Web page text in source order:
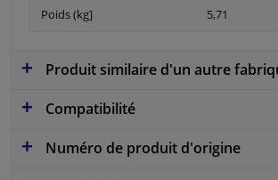
Poids (kg] 5,71
Produit similaire d'un autre
Compatibilité
Numéro de produit d'origine